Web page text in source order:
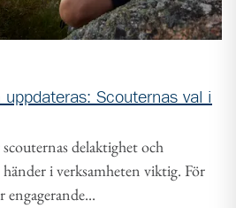
Scouternas val i
delaktighet och
i verksamheten viktig. För
engagerande...